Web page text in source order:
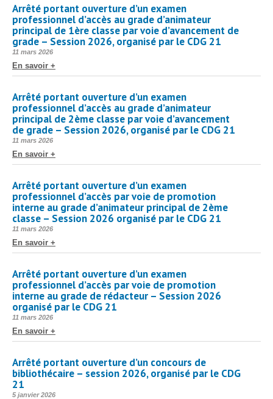
Arrêté portant ouverture d’un examen
professionnel d’accès au grade d’animateur
principal de 1ère classe par voie d’avancement de
grade – Session 2026, organisé par le CDG 21
Publié
11 mars 2026
En savoir +
Arrêté portant ouverture d’un examen
professionnel d’accès au grade d’animateur
principal de 2ème classe par voie d’avancement
de grade – Session 2026, organisé par le CDG 21
Publié
11 mars 2026
En savoir +
Arrêté portant ouverture d’un examen
professionnel d’accès par voie de promotion
interne au grade d’animateur principal de 2ème
classe – Session 2026 organisé par le CDG 21
Publié
11 mars 2026
En savoir +
Arrêté portant ouverture d’un examen
professionnel d’accès par voie de promotion
interne au grade de rédacteur – Session 2026
organisé par le CDG 21
Publié
11 mars 2026
En savoir +
Arrêté portant ouverture d’un concours de
bibliothécaire – session 2026, organisé par le CDG
21
Publié
5 janvier 2026